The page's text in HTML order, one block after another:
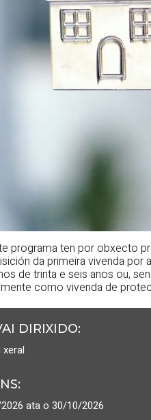
programa ten por obxecto
da primeira vivenda
de trinta e seis anos ou,
como vivenda de
DIRIXIDO:
:
ata o 30/10/2026